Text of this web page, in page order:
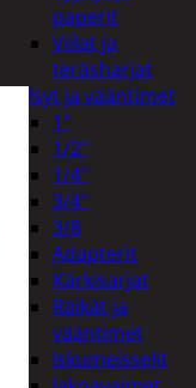
paperit
Viilat ja
teräsharjat
Hylsyt ja vääntimet
1"
1/2"
1/4"
3/4"
3/8
Adapterit
Kärkisarjat
Räikät ja
vääntimet
Iskumeisselit